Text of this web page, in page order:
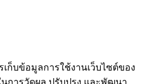
ก็บข้อมูลการใช้งานเว็บไซต์ของ
การวัดผล ปรับปรุง และพัฒนา